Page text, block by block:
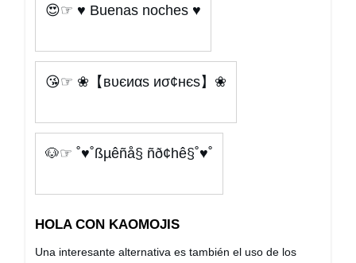
😍☞ ♥ Buenas noches ♥
😘☞ ❀【вυєиαѕ иσ¢нєѕ】❀
🐶☞ ˚♥˚ßµêñå§ ñð¢hê§˚♥˚
HOLA CON KAOMOJIS
Una interesante alternativa es también el uso de los